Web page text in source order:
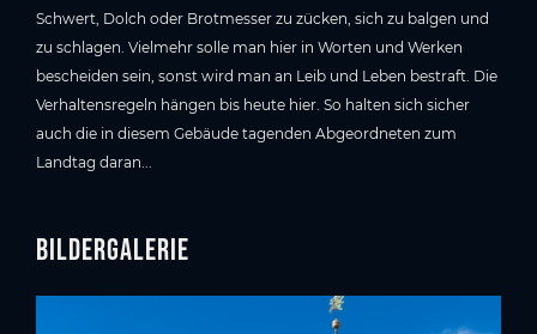
Schwert, Dolch oder Brotmesser zu zücken, sich zu balgen und
zu schlagen. Vielmehr solle man hier in Worten und Werken
bescheiden sein, sonst wird man an Leib und Leben bestraft. Die
Verhaltensregeln hängen bis heute hier. So halten sich sicher
auch die in diesem Gebäude tagenden Abgeordneten zum
Landtag daran...
Bildergalerie